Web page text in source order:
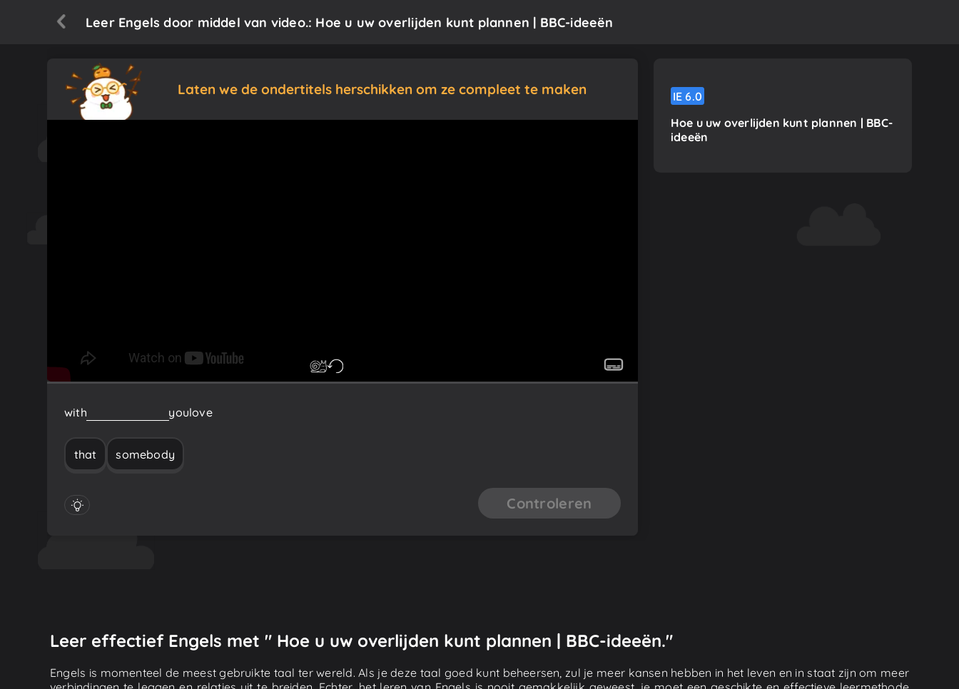
Leer Engels door middel van video.: Hoe u uw overlijden kunt plannen | BBC-ideeën
Laten we de ondertitels herschikken om ze compleet te maken
with youlove
that somebody
Controleren
IE 6.0
Hoe u uw overlijden kunt plannen | BBC-
ideeën
Leer effectief Engels met " Hoe u uw overlijden kunt plannen | BBC-ideeën."
Engels is momenteel de meest gebruikte taal ter wereld. Als je deze taal goed kunt beheersen, zul je meer kansen hebben in het leven en in staat zijn om meer